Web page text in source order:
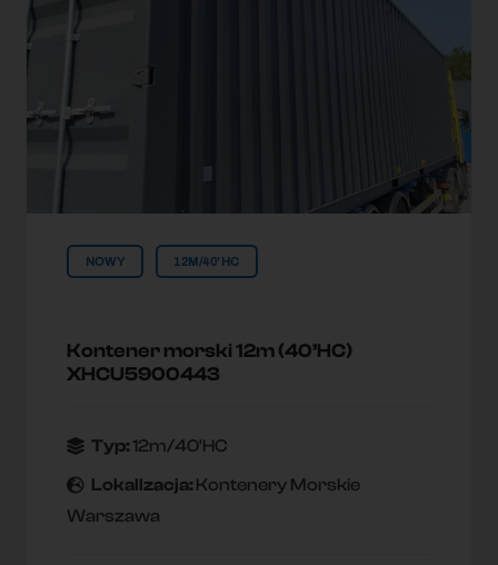
NOWY 12M/40'HC
Kontener morski 12m (40’HC)
XHCU5900443
Typ:12m/40'HC
Lokallzacja: Kontenery Morskie
Warszawa